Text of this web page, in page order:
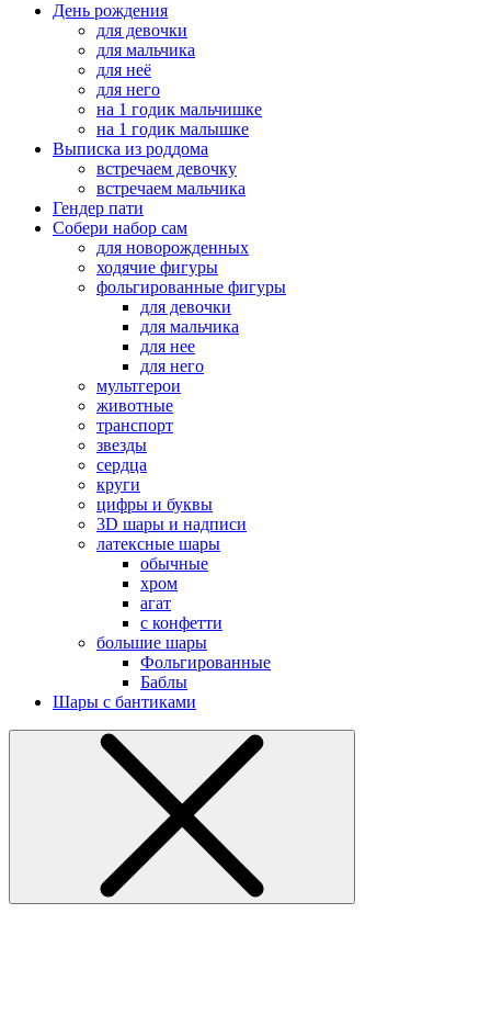
День рождения
для девочки
для мальчика
для неё
для него
на 1 годик мальчишке
на 1 годик малышке
Выписка из роддома
встречаем девочку
встречаем мальчика
Гендер пати
Собери набор сам
для новорожденных
ходячие фигуры
фольгированные фигуры
для девочки
для мальчика
для нее
для него
мультгерои
животные
транспорт
звезды
сердца
круги
цифры и буквы
3D шары и надписи
латексные шары
обычные
хром
агат
с конфетти
большие шары
Фольгированные
Баблы
Шары с бантиками